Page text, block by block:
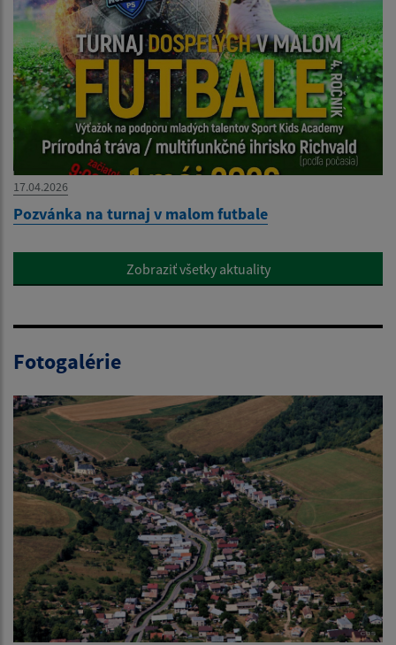
17.04.2026
Pozvánka na turnaj v malom futbale
Zobraziť všetky aktuality
Fotogalérie